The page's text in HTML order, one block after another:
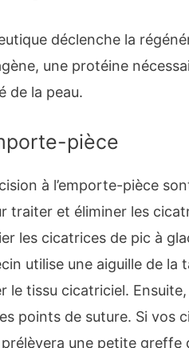
déclenche la
une protéine
de la peau.
pièce
à l’emporte-pièce
traiter et éliminer les
les cicatrices de pic à
utilise une aiguille de la
le tissu cicatriciel.
points de suture. Si vos
une petite greffe